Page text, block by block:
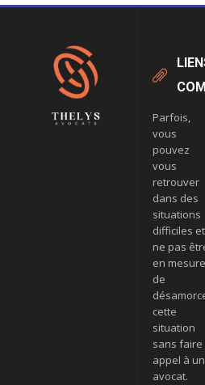
Parfois,
vous
pouvez
vous
retrouver
dans des
situations
difficiles et
ne pas
en mesure
de
cette
situation
sans faire
appel à un
avocat.